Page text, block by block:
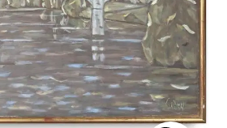
CONTACT